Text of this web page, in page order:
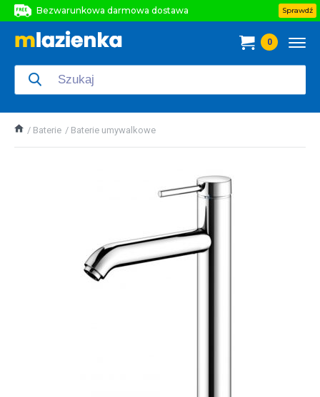
Bezwarunkowa darmowa dostawa
Bezwarunkowa darmowa dostawa
Sprawdź
0
Baterie Baterie umywalkowe